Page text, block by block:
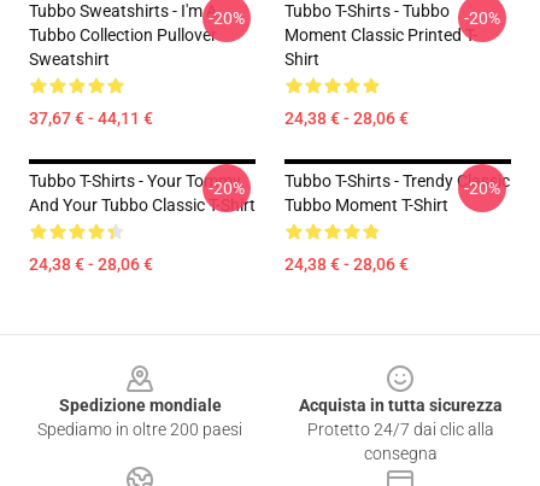
Tubbo Sweatshirts - I'm A
Tubbo Collection Pullover
Sweatshirt
37,67 € - 44,11 €
-20%
Tubbo T-Shirts - Tubbo
Moment Classic Printed T-
Shirt
24,38 € - 28,06 €
-20%
Tubbo T-Shirts - Your Tommy
And Your Tubbo Classic T-Shirt
24,38 € - 28,06 €
-20%
Tubbo T-Shirts - Trendy Classic
Tubbo Moment T-Shirt
24,38 € - 28,06 €
-20%
Spedizione mondiale
Spediamo in oltre 200 paesi
Acquista in tutta sicurezza
Protetto 24/7 dai clic alla
consegna